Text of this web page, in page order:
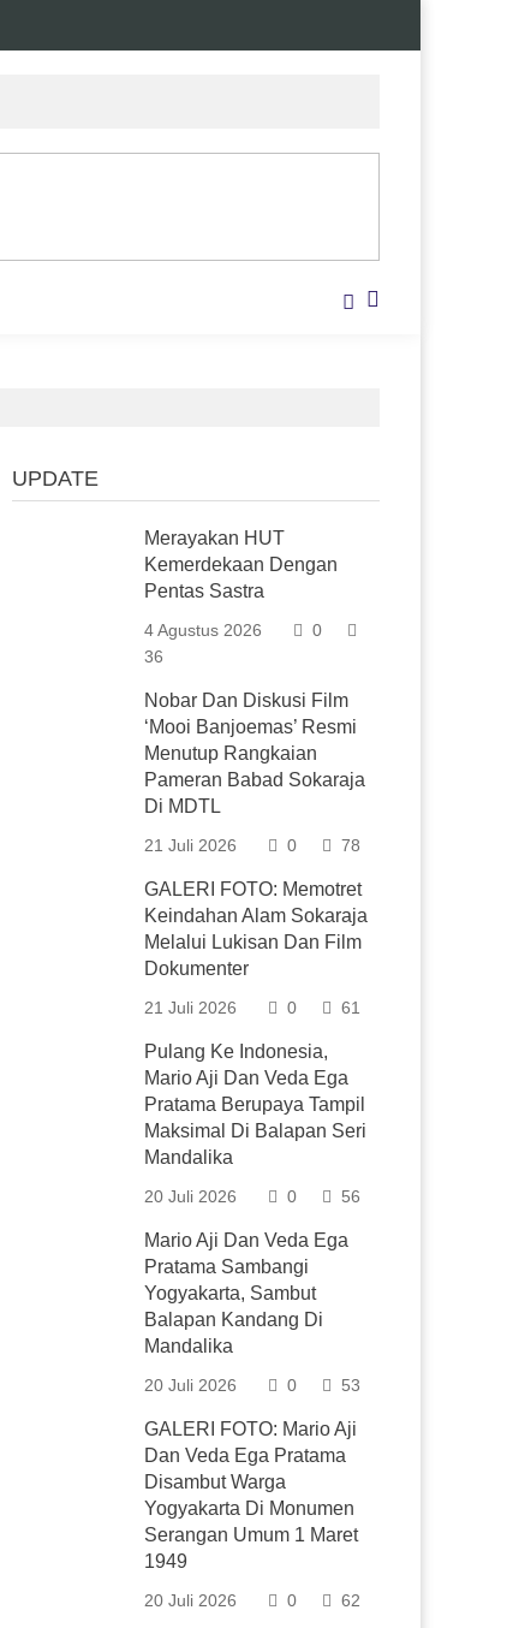
UPDATE
Merayakan HUT
Kemerdekaan Dengan
Pentas Sastra
4 Agustus 2026
0
36
Nobar Dan Diskusi Film
‘Mooi Banjoemas’ Resmi
Menutup Rangkaian
Pameran Babad Sokaraja
Di MDTL
21 Juli 2026 0 78
GALERI FOTO: Memotret
Keindahan Alam Sokaraja
Melalui Lukisan Dan Film
Dokumenter
21 Juli 2026 0 61
Pulang Ke Indonesia,
Mario Aji Dan Veda Ega
Pratama Berupaya Tampil
Maksimal Di Balapan Seri
Mandalika
20 Juli 2026 0 56
Mario Aji Dan Veda Ega
Pratama Sambangi
Yogyakarta, Sambut
Balapan Kandang Di
Mandalika
20 Juli 2026 0 53
GALERI FOTO: Mario Aji
Dan Veda Ega Pratama
Disambut Warga
Yogyakarta Di Monumen
Serangan Umum 1 Maret
1949
20 Juli 2026 0 62